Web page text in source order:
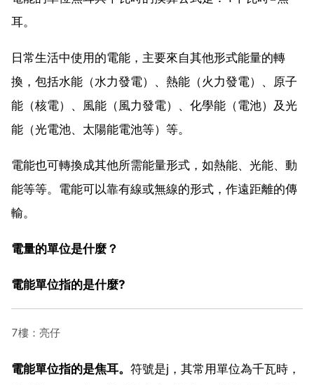
耳。
日常生活中使用的電能，主要來自其他形式能量的轉
換，包括水能（水力發電）、熱能（火力發電）、原子
能（核電）、風能（風力發電）、化學能（電池）及光
能（光電池、太陽能電池等）等。
電能也可轉換成其他所需能量形式，如熱能、光能、動
能等等。電能可以靠有線或無線的形式，作遠距離的傳
輸。
電量的單位是什麼？
電能單位指的是什麼?
7樓：亮仔
電能單位指的是焦耳。 符號是j，其常用單位為千瓦時，